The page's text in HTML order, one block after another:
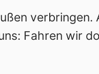
verbringen.
Fahren wir